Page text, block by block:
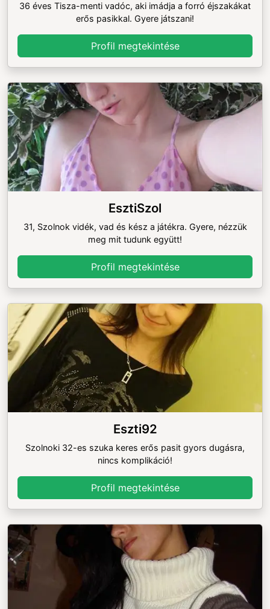
36 éves Tisza-menti vadóc, aki imádja a forró éjszakákat
erős pasikkal. Gyere játszani!
Profil megtekintése
EsztiSzol
31, Szolnok vidék, vad és kész a játékra. Gyere, nézzük
meg mit tudunk együtt!
Profil megtekintése
Eszti92
Szolnoki 32-es szuka keres erős pasit gyors dugásra,
nincs komplikáció!
Profil megtekintése